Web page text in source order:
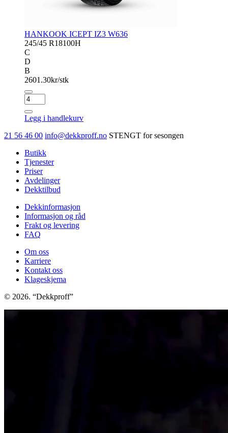
HANKOOK ICEPT IZ3 W636
245/45 R18100H
C
D
B
2601.30kr/stk
HANKOOK
ICEPT
IZ3
W636
antall
Legg i handlekurv
21 56 46 00 info@dekkproff.no STENGT for sesongen
Butikk
Tjenester
Priser
Avdelinger
Dekktilbud
Dekkinformasjon
Informasjon og råd
Frakt og levering
FAQ
Om oss
Karriere
Kontakt oss
Klageskjema
© 2026. “Dekkproff”